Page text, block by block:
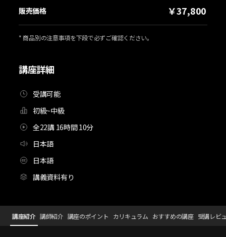
講座詳細
受講可能
初級~中級
全22講 16時間 10分
日本語
日本語
講義資料有り
販売価格 ￥37,800
* 商品別の注意事項を下段で必ずご確認ください。
イラストレーター,晃田ヒカ_아키타Details
Configuration Information Shortcuts
講座紹介 講師紹介 講座のポイント カリキュラム おすすめの講座 受講レビ